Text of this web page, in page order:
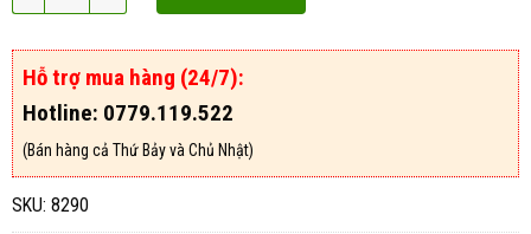
Hỗ trợ mua hàng (24/7):
Hotline: 0779.119.522
(Bán hàng cả Thứ Bảy và Chủ Nhật)
SKU: 8290